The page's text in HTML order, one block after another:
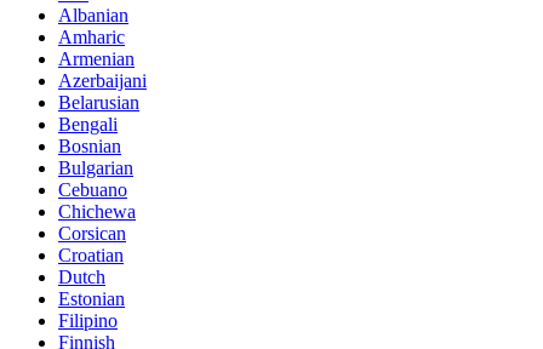
Albanian
Amharic
Armenian
Azerbaijani
Belarusian
Bengali
Bosnian
Bulgarian
Cebuano
Chichewa
Corsican
Croatian
Dutch
Estonian
Filipino
Finnish